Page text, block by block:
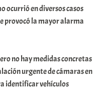
ocurrió en diversos casos
provocó la mayor alarma
no hay medidas concretas
urgente de cámaras en
identificar vehículos